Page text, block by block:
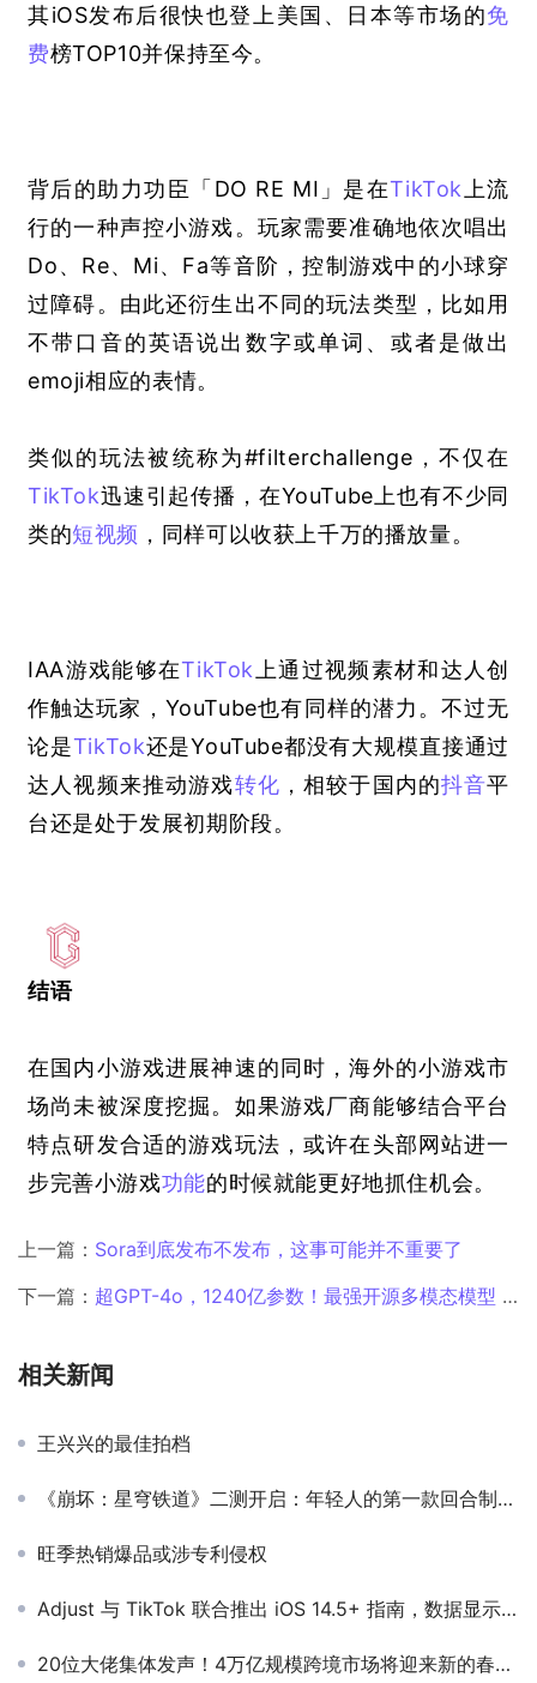
其iOS发布后很快也登上美国、日本等市场的免
费榜TOP10并保持至今。
背后的助力功臣「DO RE MI」是在TikTok 上流
行的一种声控小游戏。玩家需要准确地依次唱出
Do、Re、Mi、Fa等音阶，控制游戏中的小球穿
过障碍。由此还衍生出不同的玩法类型，比如用
不带口音的英语说出数字或单词、或者是做出
emoji相应的表情。
类似的玩法被统称为#filterchallenge，不仅在
TikTok迅速引起传播，在YouTube上也有不少同
类的短视频 ，同样可以收获上千万的播放量。
IAA游戏能够在TikTok 上通过视频素材和达人创
作触达玩家，YouTube也有同样的潜力。不过无
论是TikTok还是YouTube都没有大规模直接通过
达人视频来推动游戏转化 ，相较于国内的抖音平
台还是处于发展初期阶段。
结语
在国内小游戏进展神速的同时，海外的小游戏市
场尚未被深度挖掘。如果游戏厂商能够结合平台
特点研发合适的游戏玩法，或许在头部网站进一
步完善小游戏功能的时候就能更好地抓住机会。
上一篇： Sora到底发布不发布，这事可能并不重要了
下一篇： 超GPT-4o，1240亿参数！最强开源多模态模型 Pixtral Large！
相关新闻
王兴兴的最佳拍档
《崩坏：星穹铁道》二测开启：年轻人的第一款回合制JRPG？
旺季热销爆品或涉专利侵权
Adjust 与 TikTok 联合推出 iOS 14.5+ 指南，数据显示特定区域用户许可率高达 50%
20位大佬集体发声！4万亿规模跨境市场将迎来新的春天？